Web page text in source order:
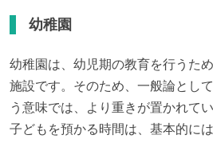
幼稚園
幼稚園は、幼児期の教育を行うた
施設です。そのため、一般論とし
う意味では、より重きが置かれて
子どもを預かる時間は、基本的に